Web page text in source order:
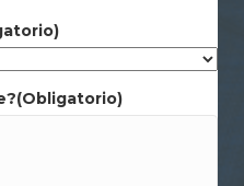
(Obligatorio)